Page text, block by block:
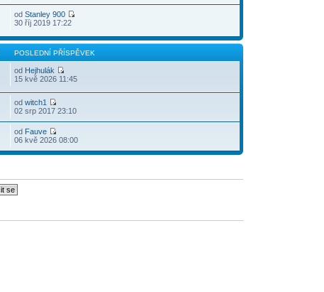
od Stanley 900
30 říj 2019 17:22
POSLEDNÍ PŘÍSPĚVEK
od Hejhulák
15 kvě 2026 11:45
od witch1
02 srp 2017 23:10
od Fauve
06 kvě 2026 08:00